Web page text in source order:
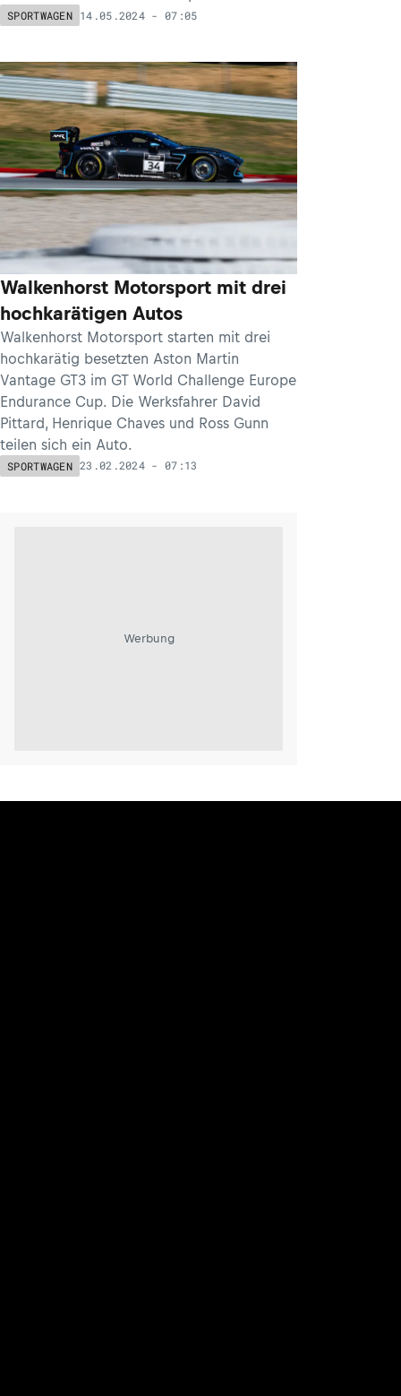
SPORTWAGEN 14.05.2024 - 07:05
Walkenhorst Motorsport mit drei
hochkarätigen Autos
Walkenhorst Motorsport starten mit drei
hochkarätig besetzten Aston Martin
Vantage GT3 im GT World Challenge Europe
Endurance Cup. Die Werksfahrer David
Pittard, Henrique Chaves und Ross Gunn
teilen sich ein Auto.
SPORTWAGEN 23.02.2024 - 07:13
Werbung